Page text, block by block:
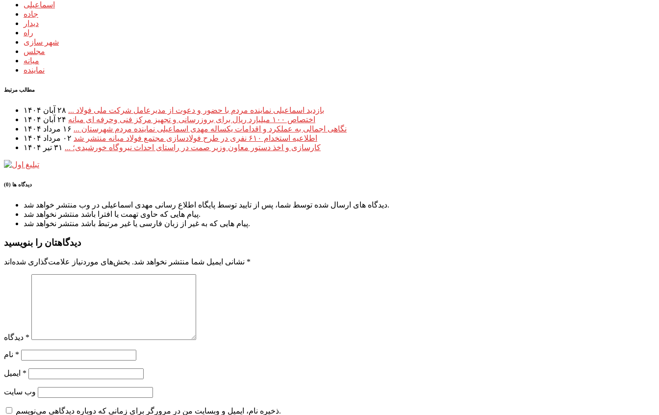
اسماعیلی
جاده
دیدار
راه
شهر سازی
مجلس
میانه
نماینده
مطالب مرتبط
بازدید اسماعیلی نماینده مردم با حضور و دعوت از مدیرعامل شرکت ملی فولاد ... ۲۸ آبان ۱۴۰۴
اختصاص ۱۰۰ میلیارد ریال برای بروزرسانی و تجهیز مرکز فنی وحرفه ای میانه
۲۴ آبان ۱۴۰۴
نگاهی اجمالی به عملکرد و اقدامات یکساله مهدی اسماعیلی نماینده مردم شهرستان ... ۱۶ مرداد ۱۴۰۴
اطلاعیه استخدام ۶۱۰ نفری در طرح فولادسازی مجتمع فولاد میانه منتشر شد
۰۲ مرداد ۱۴۰۴
کارسازی و اخذ دستور معاون وزیر صمت در راستای احداث نیروگاه خورشیدی؛ ... ۳۱ تیر ۱۴۰۴
دیدگاه ها (0)
دیدگاه های ارسال شده توسط شما، پس از تایید توسط پایگاه اطلاع رسانی مهدی اسماعیلی در وب منتشر خواهد شد.
پیام هایی که حاوی تهمت یا افترا باشد منتشر نخواهد شد.
پیام هایی که به غیر از زبان فارسی یا غیر مرتبط باشد منتشر نخواهد شد.
دیدگاهتان را بنویسید
نشانی ایمیل شما منتشر نخواهد شد. *
*
*
*
وب‌ سایت
ذخیره نام، ایمیل و وبسایت من در مرورگر برای زمانی که دوباره دیدگاهی می‌نویسم.